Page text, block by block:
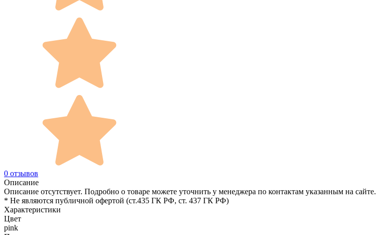
0 отзывов
Описание
Описание отсутствует. Подробно о товаре можете уточнить у менеджера по контактам указанным на сайте.
* Не являются публичной офертой (ст.435 ГК РФ, cт. 437 ГК РФ)
Характеристики
Цвет
pink